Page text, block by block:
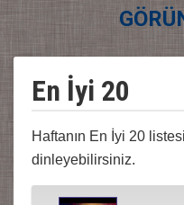
En İyi 20
Haftanın En İyi 20
dinleyebilirsiniz.